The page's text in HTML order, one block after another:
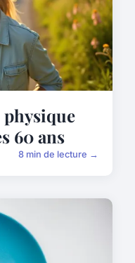
60 ans
8 min de lecture →